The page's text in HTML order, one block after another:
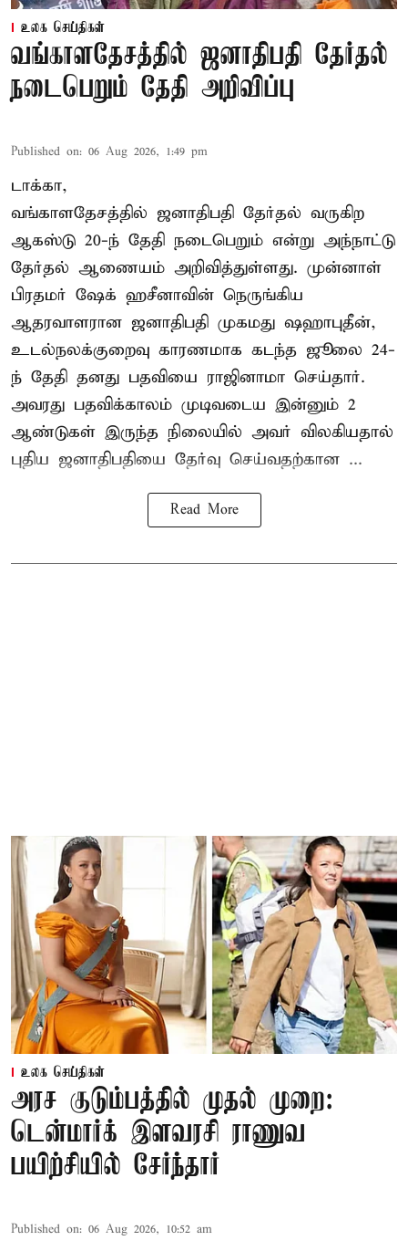
உலக செய்திகள்
வங்காளதேசத்தில் ஜனாதிபதி தேர்தல்
நடைபெறும் தேதி அறிவிப்பு
Published on: 06 Aug 2026, 1:49 pm
டாக்கா,
வங்காளதேசத்தில் ஜனாதிபதி தேர்தல் வருகிற
ஆகஸ்டு 20-ந் தேதி நடைபெறும் என்று அந்நாட்டு
தேர்தல் ஆணையம் அறிவித்துள்ளது. முன்னாள்
பிரதமர் ஷேக் ஹசீனாவின் நெருங்கிய
ஆதரவாளரான ஜனாதிபதி முகமது ஷஹாபுதீன்,
உடல்நலக்குறைவு காரணமாக கடந்த ஜூலை 24-
ந் தேதி தனது பதவியை ராஜினாமா செய்தார்.
அவரது பதவிக்காலம் முடிவடைய இன்னும் 2
ஆண்டுகள் இருந்த நிலையில் அவர் விலகியதால்
புதிய ஜனாதிபதியை தேர்வு செய்வதற்கான ...
Read More
உலக செய்திகள்
அரச குடும்பத்தில் முதல் முறை:
டென்மார்க் இளவரசி ராணுவ
பயிற்சியில் சேர்ந்தார்
Published on: 06 Aug 2026, 10:52 am